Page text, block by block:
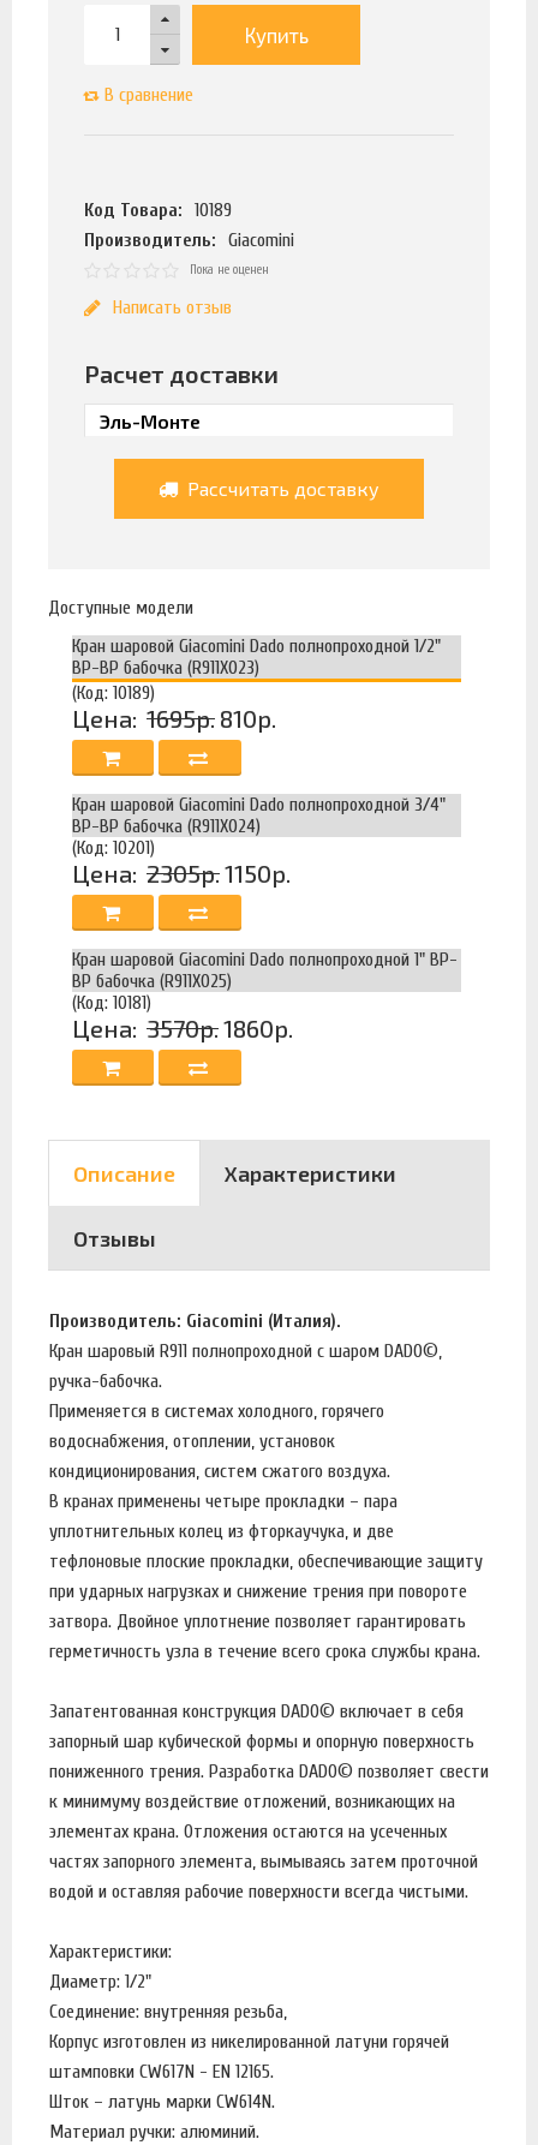
Купить
В сравнение
Код Товара:
10189
Производитель:
Giacomini
Пока не оценен
Написать отзыв
Расчет доставки
Рассчитать доставку
Доступные модели
Кран шаровой Giacomini Dado полнопроходной 1/2"
ВР-ВР бабочка (R911X023)
(Код: 10189)
Цена: 1695р. 810р.
Кран шаровой Giacomini Dado полнопроходной 3/4"
ВР-ВР бабочка (R911X024)
(Код: 10201)
Цена: 2305р.1150р.
Кран шаровой Giacomini Dado полнопроходной 1" ВР-
ВР бабочка (R911X025)
(Код: 10181)
Цена: 3570р.1860р.
Описание Характеристики
Отзывы
Производитель: Giacomini (Италия).
Кран шаровый R911 полнопроходной с шаром DADO©,
ручка-бабочка.
Применяется в системах холодного, горячего
водоснабжения, отоплении, установок
кондиционирования, систем сжатого воздуха.
В кранах применены четыре прокладки – пара
уплотнительных колец из фторкаучука, и две
тефлоновые плоские прокладки, обеспечивающие защиту
при ударных нагрузках и снижение трения при повороте
затвора. Двойное уплотнение позволяет гарантировать
герметичность узла в течение всего срока службы крана.
Запатентованная конструкция DADO© включает в себя
запорный шар кубической формы и опорную поверхность
пониженного трения. Разработка DADO© позволяет свести
к минимуму воздействие отложений, возникающих на
элементах крана. Отложения остаются на усеченных
частях запорного элемента, вымываясь затем проточной
водой и оставляя рабочие поверхности всегда чистыми.
Характеристики:
Диаметр: 1/2"
Соединение: внутренняя резьба,
Корпус изготовлен из никелированной латуни горячей
штамповки CW617N - EN 12165.
Шток – латунь марки CW614N.
Материал ручки: алюминий.